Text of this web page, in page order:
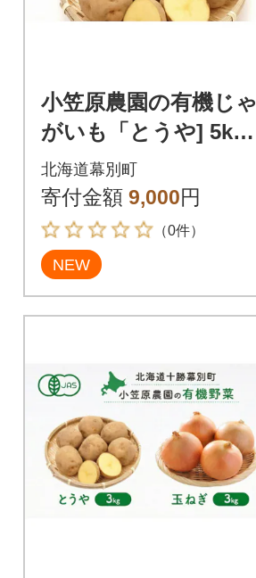
小笠原農園の有機じゃ
がいも「とうや] 5kg
《秋出荷先行予約》[5
3691396]
北海道幕別町
寄付金額 9,000円
（0件）
NEW